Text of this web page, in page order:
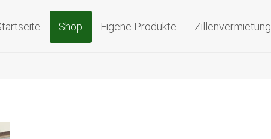
Holzboote nach Maß
Shop Eigene Produkte Zillenvermietung